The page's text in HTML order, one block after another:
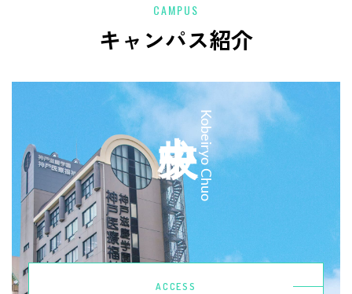
CAMPUS
キャンパス紹介
Kobeiryo Chuo
ACCESS